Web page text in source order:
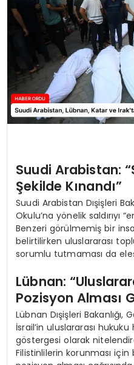
MAGAZIN
YAŞAM
Suudi Arabistan:
Şekilde Kınandı”
Suudi Arabistan Dışişleri
Okulu’na yönelik saldırıyı
Benzeri görülmemiş bir
belirtilirken uluslararası
sorumlu tutmaması da
Lübnan:
Pozisyon Alması
Lübnan Dışişleri Bakanlığı,
İsrail’in uluslararası hukuku
göstergesi olarak
Filistinlilerin korunması